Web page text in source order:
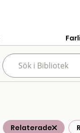
Relaterade